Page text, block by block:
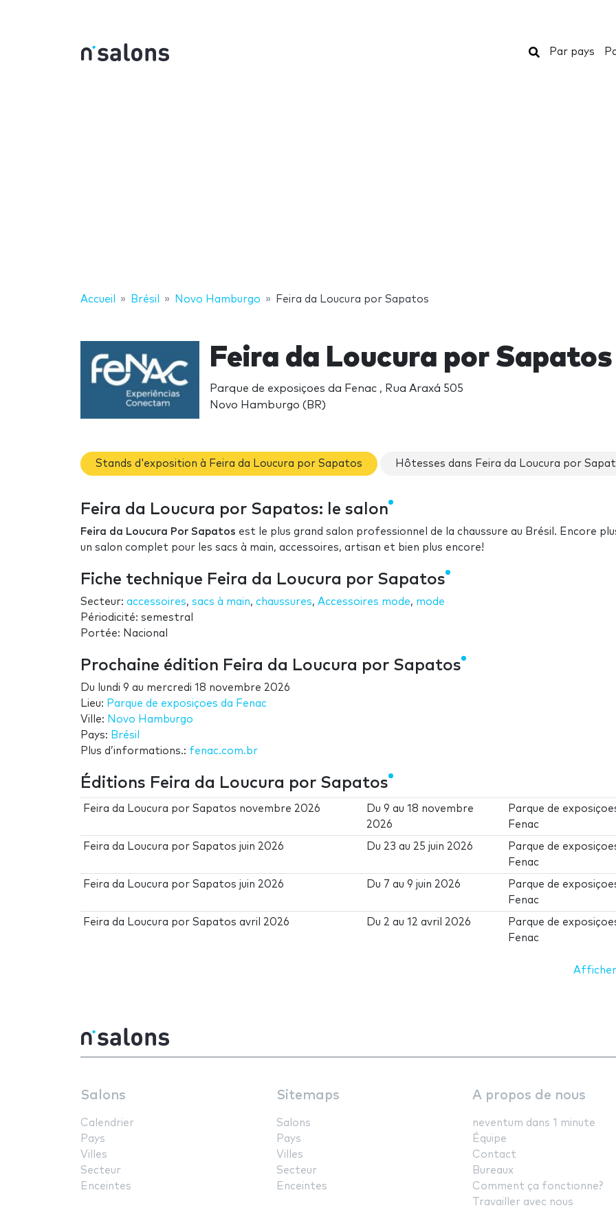
Rechercher
Par pays
Accueil Brésil Novo Hamburgo Feira da Loucura por Sapatos
Feira da Loucura por
Parque de exposiçoes da Fenac , Rua Araxá 505
Novo Hamburgo (BR)
Stands d'exposition à Feira da Loucura por Sapatos Hôtesses dans Feira da Loucura por
Feira da Loucura por Sapatos: le salon
Feira da Loucura Por Sapatos est le plus grand salon professionnel de la chaussure au Brésil. Encore
un salon complet pour les sacs à main, accessoires, artisan et bien plus encore!
Fiche technique Feira da Loucura por Sapatos
Secteur: accessoires, sacs à main, chaussures, Accessoires mode, mode
Périodicité: semestral
Portée: Nacional
Prochaine édition Feira da Loucura por Sapatos
Du lundi 9 au mercredi 18 novembre 2026
Lieu: Parque de exposiçoes da Fenac
Ville: Novo Hamburgo
Pays: Brésil
Plus d’informations.: fenac.com.br
Éditions Feira da Loucura por Sapatos
Feira da Loucura por Sapatos novembre 2026 Du9 au18 novembre
2026
Parque de
Fenac
Feira da Loucura por Sapatos juin 2026 Du 23 au 25 juin 2026
Parque de
Fenac
Feira da Loucura por Sapatos juin 2026 Du 7 au9 juin 2026
Parque de
Fenac
Feira da Loucura por Sapatos avril 2026 Du 2 au12 avril 2026
Parque de
Fenac
Salons
Calendrier
Pays
Villes
Secteur
Enceintes
Sitemaps
Salons
Pays
Villes
Secteur
Enceintes
A propos de nous
neventum dans 1 minute
Équipe
Contact
Bureaux
Comment ça fonctionne?
Travailler avec nous